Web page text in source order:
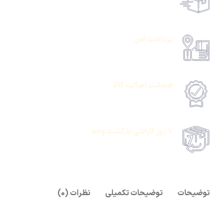
پرداخت امن
ضمانت اصالت کالا
7 روز گارانتی بازگشت وجه
توضیحات توضیحات تکمیلی
نظرات (0)